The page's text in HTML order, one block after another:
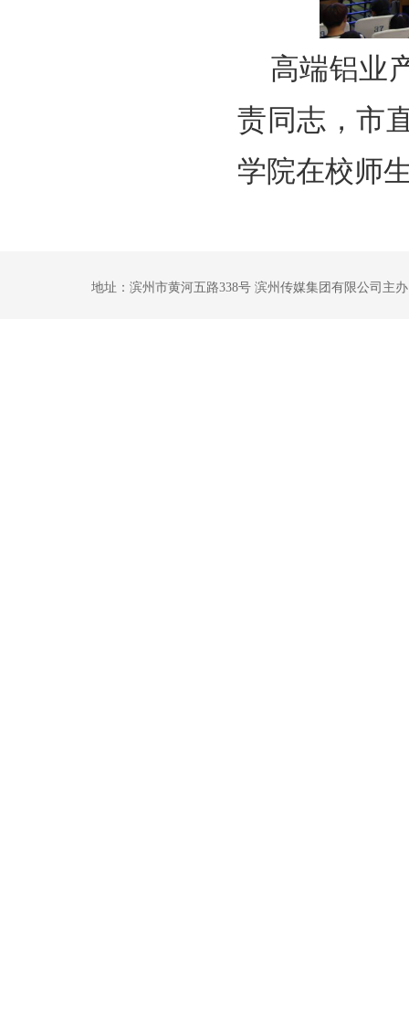
高端铝业
责同志，市
学院在校师
地址：滨州市黄河五路338号 滨州传媒集团有限公司主